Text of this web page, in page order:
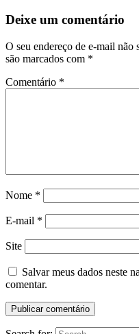
Deixe um comentário
O seu endereço de e-mail não
são marcados com *
Comentário *
Nome *
E-mail *
Site
Salvar meus dados neste
comentar.